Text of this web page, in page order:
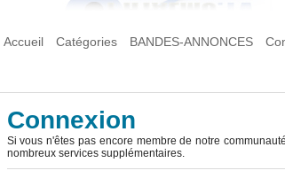
Accueil Catégories BANDES-ANNONCES
Connexion
Si vous n'êtes pas encore membre de notre
nombreux services supplémentaires.